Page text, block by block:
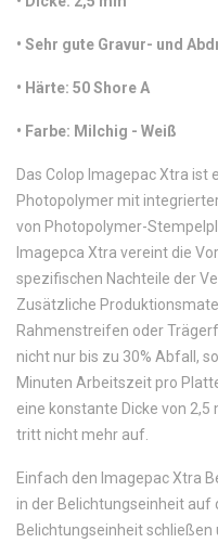
• Sehr gute Gravur- und
• Härte: 50 Shore A
• Farbe: Milchig - Weiß
Das Colop Imagepac Xtra ist
Photopolymer mit
von Photopolymer-
Imagepca Xtra vereint die
spezifischen Nachteile der
Zusätzliche
Rahmenstreifen oder
nicht nur bis zu 30% Abfall,
Minuten Arbeitszeit pro
eine konstante Dicke von
tritt nicht mehr auf.
Einfach den Imagepac Xtra
in der Belichtungseinheit auf
Belichtungseinheit